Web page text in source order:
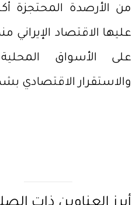
من الأرصدة المحتجزة
عليها الاقتصاد
على الأسواق
والاستقرار الاقتصادي